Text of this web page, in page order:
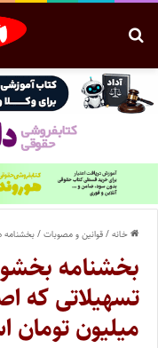
خانه/قوانین و مصوبات/بخشنامه
بخشنامه
میلیون